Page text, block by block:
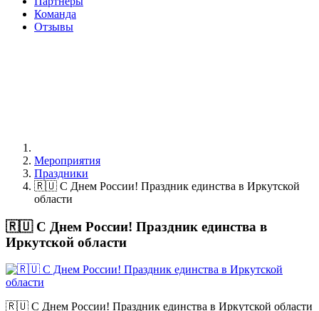
Команда
Отзывы
Мероприятия
Праздники
🇷🇺 С Днем России! Праздник единства в Иркутской
области
🇷🇺 С Днем России! Праздник единства в
Иркутской области
🇷🇺 С Днем России! Праздник единства в Иркутской области